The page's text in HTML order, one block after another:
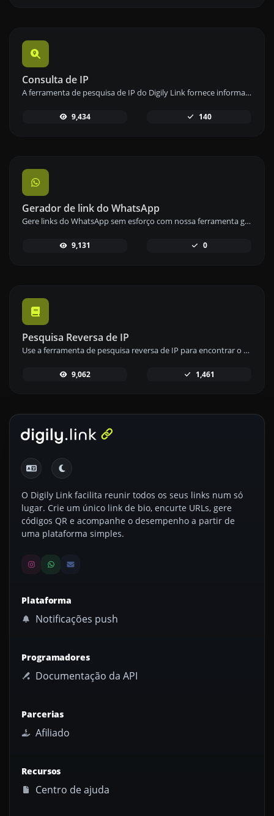
Consulta de IP
A ferramenta de pesquisa de IP do Digily Link fornece informações detalhadas sobre qualquer endereço IP. Use este serviço online gratuito para obter dados abrangentes de IP.
9,434 140
Gerador de link do WhatsApp
Gere links do WhatsApp sem esforço com nossa ferramenta geradora de links do WhatsApp para comunicação instantânea.
9,131 0
Pesquisa Reversa de IP
Use a ferramenta de pesquisa reversa de IP para encontrar o domínio ou host associado a qualquer endereço IP de forma rápida e fácil.
9,062 1,461
O Digily Link facilita reunir todos os seus links num só
lugar. Crie um único link de bio, encurte URLs, gere
códigos QR e acompanhe o desempenho a partir de
uma plataforma simples.
Plataforma
Notificações push
Programadores
Documentação da API
Parcerias
Afiliado
Recursos
Centro de ajuda